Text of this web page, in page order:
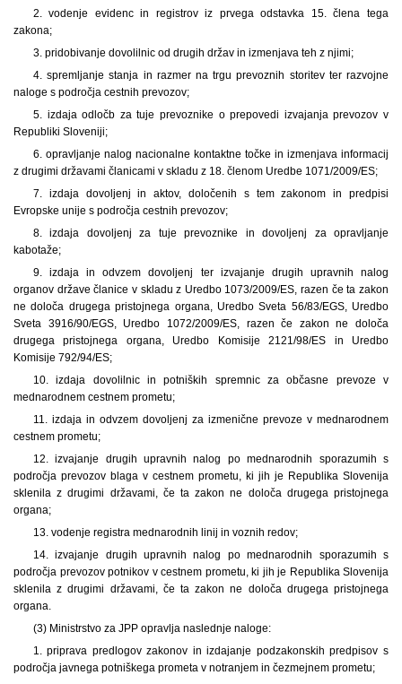
2. vodenje evidenc in registrov iz prvega odstavka 15. člena tega
zakona;
3. pridobivanje dovolilnic od drugih držav in izmenjava teh z njimi;
4. spremljanje stanja in razmer na trgu prevoznih storitev ter razvojne
naloge s področja cestnih prevozov;
5. izdaja odločb za tuje prevoznike o prepovedi izvajanja prevozov v
Republiki Sloveniji;
6. opravljanje nalog nacionalne kontaktne točke in izmenjava informacij
z drugimi državami članicami v skladu z 18. členom Uredbe 1071/2009/ES;
7. izdaja dovoljenj in aktov, določenih s tem zakonom in predpisi
Evropske unije s področja cestnih prevozov;
8. izdaja dovoljenj za tuje prevoznike in dovoljenj za opravljanje
kabotaže;
9. izdaja in odvzem dovoljenj ter izvajanje drugih upravnih nalog
organov države članice v skladu z Uredbo 1073/2009/ES, razen če ta zakon
ne določa drugega pristojnega organa, Uredbo Sveta 56/83/EGS, Uredbo
Sveta 3916/90/EGS, Uredbo 1072/2009/ES, razen če zakon ne določa
drugega pristojnega organa, Uredbo Komisije 2121/98/ES in Uredbo
Komisije 792/94/ES;
10. izdaja dovolilnic in potniških spremnic za občasne prevoze v
mednarodnem cestnem prometu;
11. izdaja in odvzem dovoljenj za izmenične prevoze v mednarodnem
cestnem prometu;
12. izvajanje drugih upravnih nalog po mednarodnih sporazumih s
področja prevozov blaga v cestnem prometu, ki jih je Republika Slovenija
sklenila z drugimi državami, če ta zakon ne določa drugega pristojnega
organa;
13. vodenje registra mednarodnih linij in voznih redov;
14. izvajanje drugih upravnih nalog po mednarodnih sporazumih s
področja prevozov potnikov v cestnem prometu, ki jih je Republika Slovenija
sklenila z drugimi državami, če ta zakon ne določa drugega pristojnega
organa.
(3) Ministrstvo za JPP opravlja naslednje naloge:
1. priprava predlogov zakonov in izdajanje podzakonskih predpisov s
področja javnega potniškega prometa v notranjem in čezmejnem prometu;